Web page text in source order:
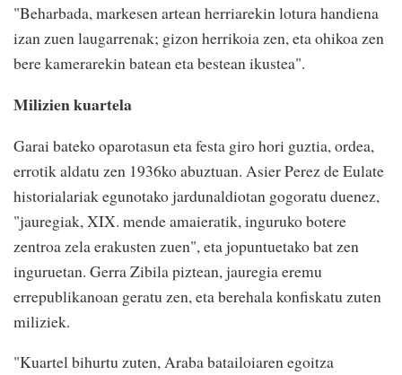
"Beharbada, markesen artean herriarekin lotura handiena
izan zuen laugarrenak; gizon herrikoia zen, eta ohikoa zen
bere kamerarekin batean eta bestean ikustea".
Milizien kuartela
Garai bateko oparotasun eta festa giro hori guztia, ordea,
errotik aldatu zen 1936ko abuztuan. Asier Perez de Eulate
historialariak egunotako jardunaldiotan gogoratu duenez,
"jauregiak, XIX. mende amaieratik, inguruko botere
zentroa zela erakusten zuen", eta jopuntuetako bat zen
inguruetan. Gerra Zibila piztean, jauregia eremu
errepublikanoan geratu zen, eta berehala konfiskatu zuten
miliziek.
"Kuartel bihurtu zuten, Araba batailoiaren egoitza